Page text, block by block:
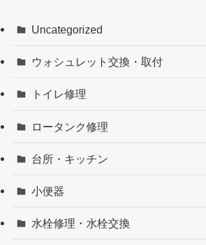
Uncategorized
ウォシュレット交換・取付
トイレ修理
ロータンク修理
台所・キッチン
小便器
水栓修理・水栓交換